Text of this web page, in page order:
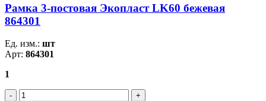
Рамка 3-постовая Экопласт LK60 бежевая
864301
Ед. изм.: шт
Арт: 864301
1